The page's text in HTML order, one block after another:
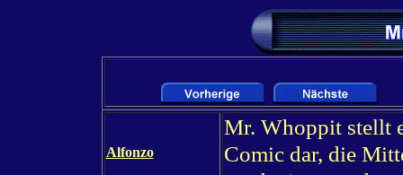
Alfonzo
Mr. Whoppit stellt
Comic dar, die